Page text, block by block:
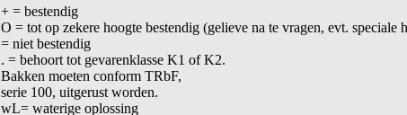
+ = bestendig
O = tot op zekere hoogte bestendig (gelieve na te vragen, evt. speciale
= niet bestendig
. = behoort tot gevarenklasse K1 of K2.
Bakken moeten conform TRbF,
serie 100, uitgerust worden.
wL= waterige oplossing